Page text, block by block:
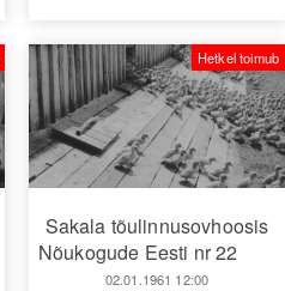
Sakala tõulinnusovhoosis
Nõukogude Eesti nr 22
02.01.1961 12:00
Hetkel toimub